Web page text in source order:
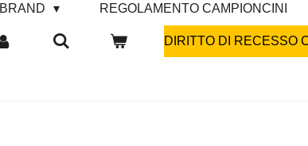
BRAND REGOLAMENTO CAMPIONCINI
DIRITTO DI RECESSO